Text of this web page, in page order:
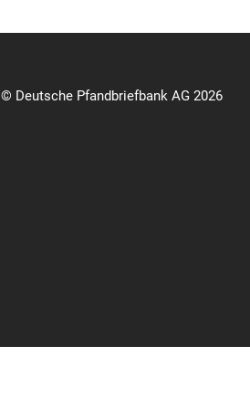
© Deutsche Pfandbriefbank AG 2026